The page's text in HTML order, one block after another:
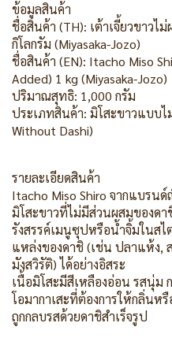
ข้อมูลสินค้า
ชื่อสินค้า (TH): เต้าเจี้ยวขาวไ
กิโลกรัม (Miyasaka-Jozo)
ชื่อสินค้า (EN): Itacho Miso
Added) 1 kg (Miyasaka-Jozo)
ปริมาณสุทธิ: 1,000 กรัม
ประเภทสินค้า: มิโสะขาวแบบ
Without Dashi)
รายละเอียดสินค้า
Itacho Miso Shiro จากแบรน
มิโสะขาวที่ไม่มีส่วนผสมของด
รังสรรค์เมนูซุปหรือน้ำจิ้มในสไ
แหล่งของดาชิ (เช่น ปลาแห้ง,
มังสวิรัติ) ได้อย่างอิสระ
เนื้อมิโสะมีสีเหลืองอ่อน รสนุ่ม
โอมากาเสะที่ต้องการให้กลิ่นห
ถูกกลบรสด้วยดาชิสำเร็จรูป